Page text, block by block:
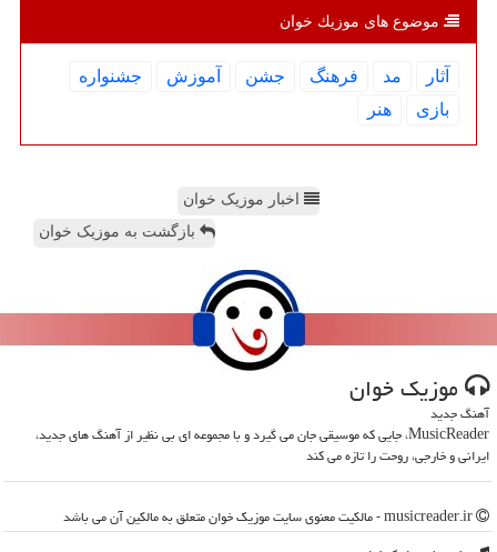
موضوع های موزیك خوان
آثار مد فرهنگ جشن آموزش
جشنواره
بازی
هنر
اخبار موزیک خوان
بازگشت به موزیک خوان
موزیك خوان
آهنگ جدید
MusicReader، جایی که موسیقی جان می گیرد و با مجموعه ای بی نظیر از آهنگ های جدید،
ایرانی و خارجی، روحت را تازه می کند